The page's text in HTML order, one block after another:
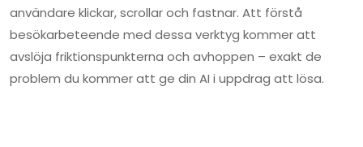
användare klickar, scrollar och fastnar. Att förstå
besökarbeteende med dessa verktyg kommer att
avslöja friktionspunkterna och avhoppen – exakt de
problem du kommer att ge din AI i uppdrag att lösa.